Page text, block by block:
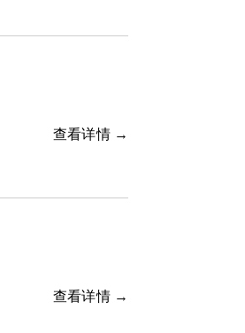
查看详情 →
查看详情 →